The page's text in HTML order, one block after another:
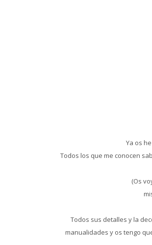
Ya os
Todos los que me conocen
(Os
Todos sus detalles y la
manualidades y os tengo